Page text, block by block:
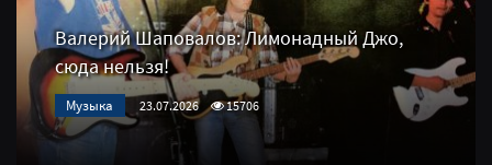
Валерий Шаповалов: Лимонадный Джо,
сюда нельзя!
Музыка 23.07.2026 15706